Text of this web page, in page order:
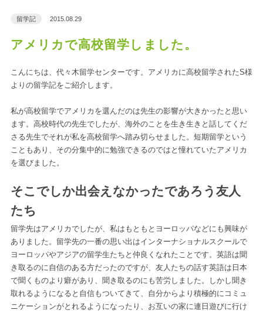
留学記 2015.08.29
アメリカで高校留学しました。
こんにちは、代々木留学センターです。アメリカに高校留学されたS様
よりの留学記をご紹介します。
私が高校留学でアメリカを選んだのは先生の影響が大きかったと思い
ます。高校時代の先生でしたが、海外のことを生き生きと話してくだ
さる先生でそれが私を高校留学へ踏み切らせました。短期留学という
こともあり、その分集中的に勉強できるのではと憧れていたアメリカ
を選びました。
そこでしか出会えなかったであろう友人
たち
留学先はアメリカでしたが、私はもともとヨーロッパなどにも興味が
ありました。留学先の一番の思い出はインターナショナルスクールで
ヨーロッパやアジアの留学生たちと仲良くなれたことです。英語は聞
き取るのに自信のある方だったのですが、友人たちの話す英語は日本
で聞くものより癖があり、聞き取るのにも苦労しました。しかし聞き
取れるようになると自信もついてきて、自分からより積極的にコミュ
ニケーションがとれるようになったり、お互いの家に連日遊びに行け